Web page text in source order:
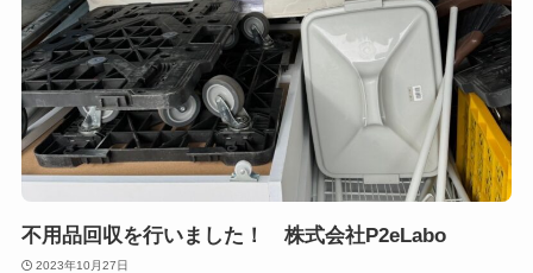
不用品回収を行いました！ 株式会社P2eLabo
2023年10月27日